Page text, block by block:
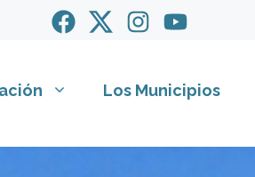
Los Municipios